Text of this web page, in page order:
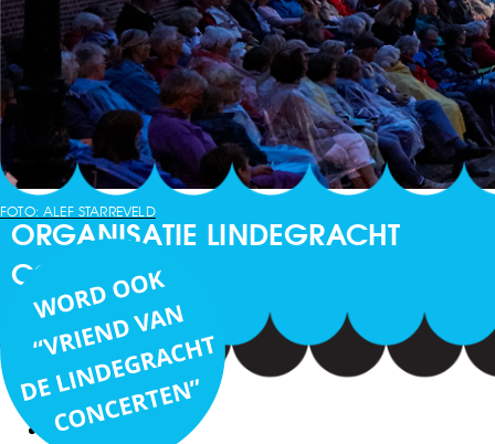
FOTO: ALEF STARREVELD
ORGANISATIE LINDEGRACHT
CONCERTEN
Postadres: